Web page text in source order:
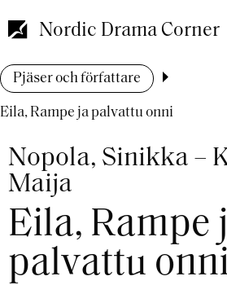
till
huvudinnehåll
Nordic Drama Corner
Länkstig
Pjäser och författare
Eila, Rampe ja palvattu onni
Nopola, Sinikka –
Maija
Eila, Rampe
palvattu